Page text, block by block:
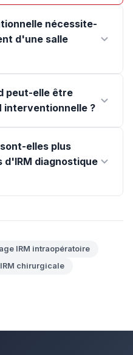
nécessite-
d'une salle
peut-elle être
interventionnelle ?
elles plus
d'IRM diagnostique
IRM intraopératoire
chirurgicale